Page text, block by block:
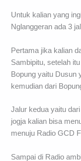
Untuk kalian yang
Nglanggeran ada 3
Pertama jika kalian
Sambipitu, setelah
Bopung yaitu Dusun
kemudian dari
Jalur kedua yaitu
jogja kalian bisa
menuju Radio GCD
Sampai di Radio